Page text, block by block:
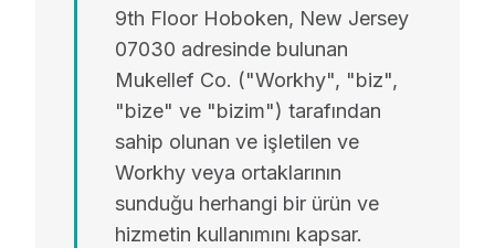
9th Floor Hoboken, New Jersey
07030 adresinde bulunan
Mukellef Co. ("Workhy", "biz",
"bize" ve "bizim") tarafından
sahip olunan ve işletilen ve
Workhy veya ortaklarının
sunduğu herhangi bir ürün ve
hizmetin kullanımını kapsar.